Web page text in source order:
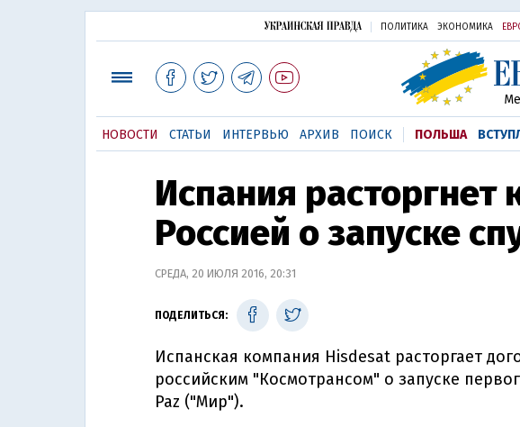
ПОЛИТИКА ЭКОНОМИКА
НОВОСТИ СТАТЬИ ИНТЕРВЬЮ АРХИВ ПОИСК ПОЛЬША
Испания расторгнет
Россией о запуске
СРЕДА, 20 ИЮЛЯ 2016, 20:31
ПОДЕЛИТЬСЯ:
Испанская компания Hisdesat расторгает
российским "Космотрансом" о запуске
Paz ("Мир").